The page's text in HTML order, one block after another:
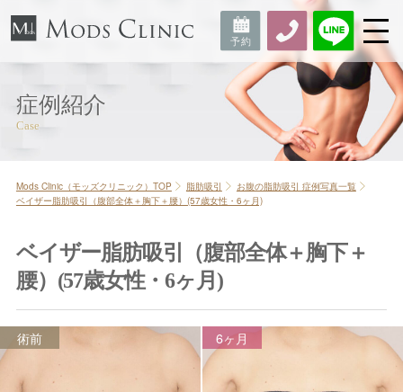
症例紹介
Mods Clinic（モッズクリニック）TOP 脂肪吸引
お腹の脂肪吸引 症例写真一覧
ベイザー脂肪吸引（腹部全体＋胸下＋腰）(57歳女性・6ヶ月)
ベイザー脂肪吸引（腹部全体＋胸下＋
腰）(57歳女性・6ヶ月)
術前 6ヶ月